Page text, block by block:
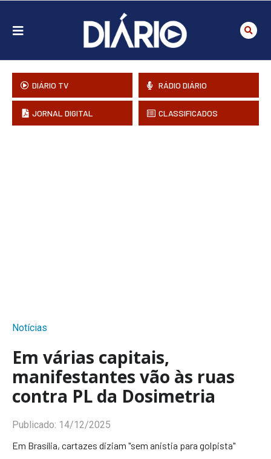
DIÁRIO TV RÁDIO DIÁRIO
JORNAL DIGITAL CLASSIFICADOS
Notícias
Em várias capitais,
manifestantes vão às ruas
contra PL da Dosimetria
Publicado: 14/12/2025
Em Brasília, cartazes diziam "sem anistia para golpista"